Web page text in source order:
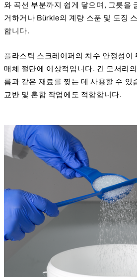
와 곡선 부분까지 쉽게 닿으며, 그릇을
거하거나 Bürkle의 계량 스푼 및 도징
합니다.
플라스틱 스크레이퍼의 치수 안정성이
매체 절단에 이상적입니다. 긴 모서리
름과 같은 재료를 찢는 데 사용할 수 있
교반 및 혼합 작업에도 적합합니다.